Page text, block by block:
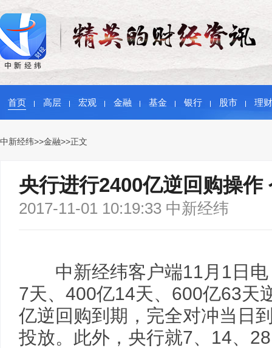
首页 高层 宏观 金融 基金 银行 股市 理财
中新经纬>>金融>>正文
央行进行2400亿逆回购操作
2017-11-01 10:19:33 中新经纬
中新经纬客户端11月1日电
7天、400亿14天、600亿63天
亿逆回购到期，完全对冲当日
投放。此外，央行就7、14、